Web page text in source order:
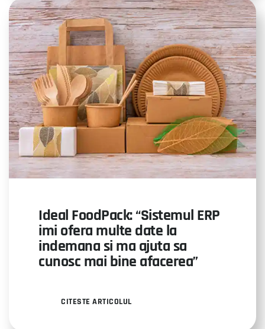
Ideal FoodPack: “Sistemul ERP
imi ofera multe date la
indemana si ma ajuta sa
cunosc mai bine afacerea”
CITESTE ARTICOLUL